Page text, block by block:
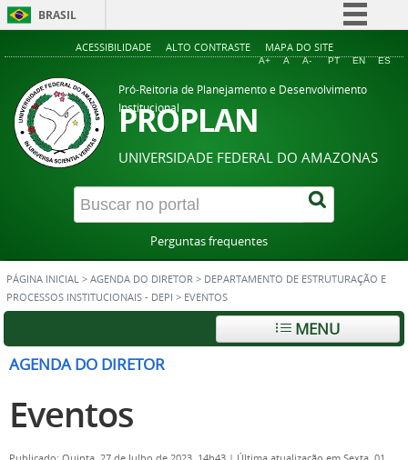
BRASIL
Simplifique!
Acesso à informação
Legislação
Canais
ACESSIBILIDADE ALTO CONTRASTE MAPA DO SITE
A+ A A- PT EN ES
Pró-Reitoria de Planejamento e Desenvolvimento
Institucional
PROPLAN
UNIVERSIDADE FEDERAL DO AMAZONAS
Perguntas frequentes
PÁGINA INICIAL > AGENDA DO DIRETOR > DEPARTAMENTO DE ESTRUTURAÇÃO E
PROCESSOS INSTITUCIONAIS - DEPI > EVENTOS
MENU
AGENDA DO DIRETOR
Eventos